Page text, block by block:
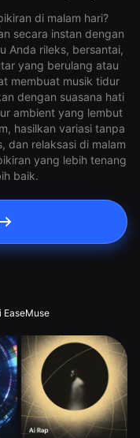
di malam hari?
secara instan dengan
Anda rileks, bersantai,
yang berulang atau
membuat musik tidur
dengan suasana hati
ambient yang lembut
hasilkan variasi tanpa
dan relaksasi di malam
yang lebih tenang
baik.
EaseMuse